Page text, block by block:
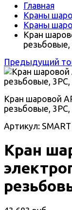
Главная
Краны
Краны
Кран
резьбовые,
Предыдущий
Кран шаровой
резьбовые,
Артикул:
Кран